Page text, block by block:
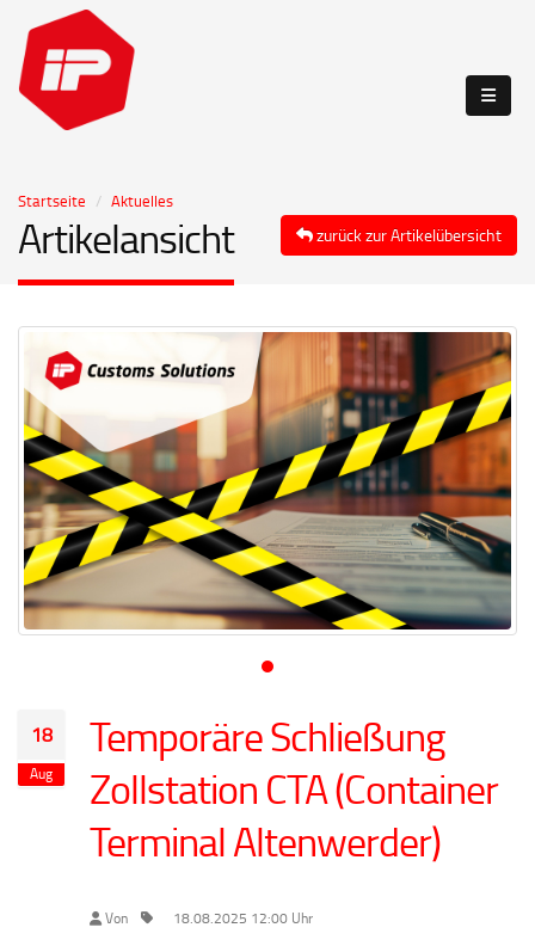
Startseite Aktuelles
Artikelansicht zurück zur Artikelübersicht
18
Aug
Temporäre Schließung
Zollstation CTA (Container
Terminal Altenwerder)
Von 18.08.2025 12:00 Uhr